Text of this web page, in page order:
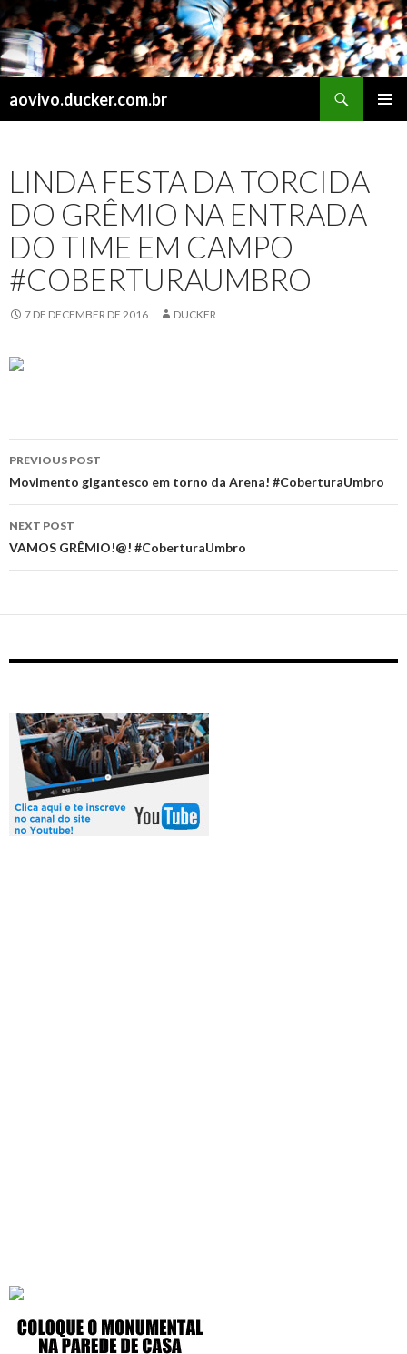
aovivo.ducker.com.br
LINDA FESTA DA TORCIDA
DO GRÊMIO NA ENTRADA
DO TIME EM CAMPO
#COBERTURAUMBRO
7 DE DECEMBER DE 2016 DUCKER
Post
navigation
PREVIOUS POST
Movimento gigantesco em torno da Arena! #CoberturaUmbro
NEXT POST
VAMOS GRÊMIO!@! #CoberturaUmbro